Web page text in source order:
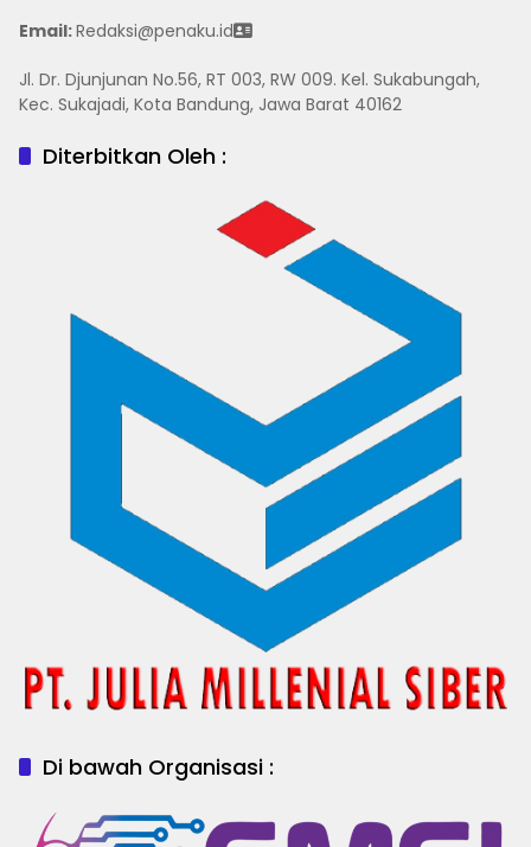
Email:Redaksi@penaku.id
Jl. Dr. Djunjunan No.56, RT 003, RW 009. Kel. Sukabungah,
Kec. Sukajadi, Kota Bandung, Jawa Barat 40162
Diterbitkan Oleh :
Di bawah Organisasi :